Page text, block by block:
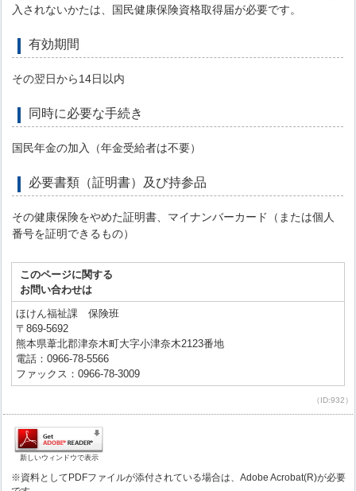
入されないかたは、国民健康保険資格取得届が必要です。
有効期間
その翌日から14日以内
同時に必要な手続き
国民年金の加入（年金受給者は不要）
必要書類（証明書）及び持参品
その健康保険をやめた証明書、マイナンバーカード（または個人
番号を証明できるもの）
このページに関する
お問い合わせは
ほけん福祉課 保険班
〒869-5692
熊本県葦北郡津奈木町大字小津奈木2123番地
電話：0966-78-5566
ファックス：0966-78-3009
（ID:932）
新しいウィンドウで表示
※資料としてPDFファイルが添付されている場合は、Adobe Acrobat(R)が必要